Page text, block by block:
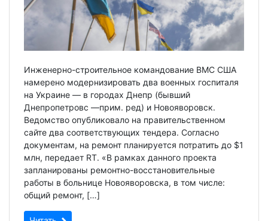
Инженерно-строительное командование ВМС США
намерено модернизировать два военных госпиталя
на Украине — в городах Днепр (бывший
Днепропетровс —прим. ред) и Новояворовск.
Ведомство опубликовало на правительственном
сайте два соответствующих тендера. Согласно
документам, на ремонт планируется потратить до $1
млн, передает RT. «В рамках данного проекта
запланированы ремонтно-восстановительные
работы в больнице Новояворовска, в том числе:
общий ремонт, […]